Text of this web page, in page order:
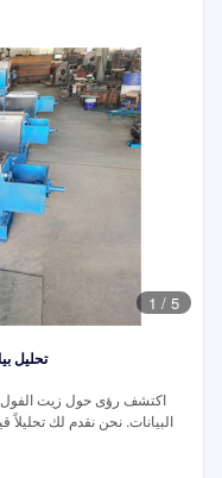
1 / 5
تحليل
اكتشف رؤى حول زيت الفول
البيانات. نحن نقدم لك تحليلاً